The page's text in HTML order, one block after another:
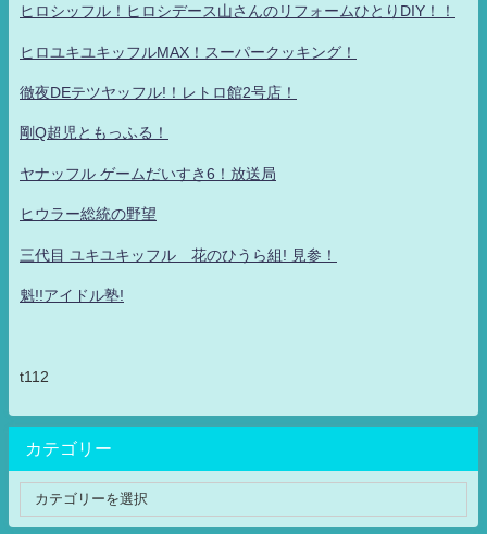
ヒロシッフル！ヒロシデース山さんのリフォームひとりDIY！！
ヒロユキユキッフルMAX！スーパークッキング！
徹夜DEテツヤッフル!！レトロ館2号店！
剛Q超児ともっふる！
ヤナッフル ゲームだいすき6！放送局
ヒウラー総統の野望
三代目 ユキユキッフル 花のひうら組! 見参！
魁!!アイドル塾!
t112
カテゴリー